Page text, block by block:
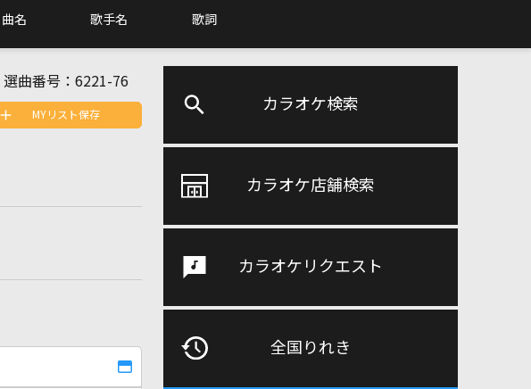
曲名 歌手名 歌詞
カラオケ検索
カラオケ店舗検索
カラオケリクエスト
全国りれき
選曲番号： 6221-76
MYリスト保存